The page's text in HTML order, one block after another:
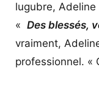
lugubre, Adeline
« Des blessés,
vraiment,
professionnel. «